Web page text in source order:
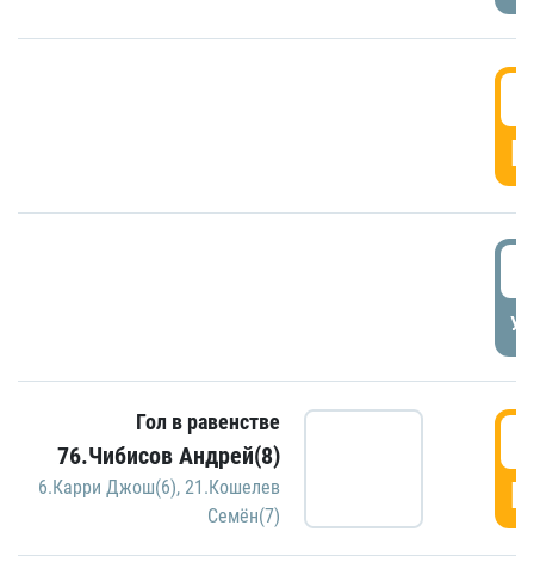
Гол в равенстве
76.Чибисов Андрей(8)
6.Карри Джош(6), 21.Кошелев
Семён(7)